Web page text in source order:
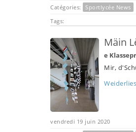
Catégories:
Sportlycée News
Tags:
Mäin
e
Mir,
vendredi 19 juin 2020